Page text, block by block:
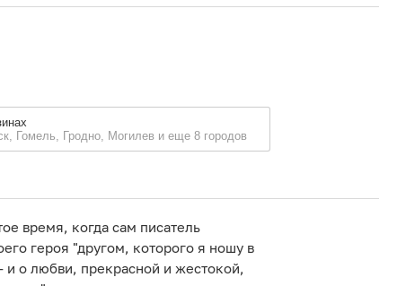
Гомель, Гродно, Могилев и еще 8 городов
время, когда сам писатель
героя "другом, которого я ношу в
и о любви, прекрасной и жестокой,